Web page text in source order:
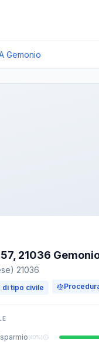
Gemonio
21036
21036
tipo civile
(40%)